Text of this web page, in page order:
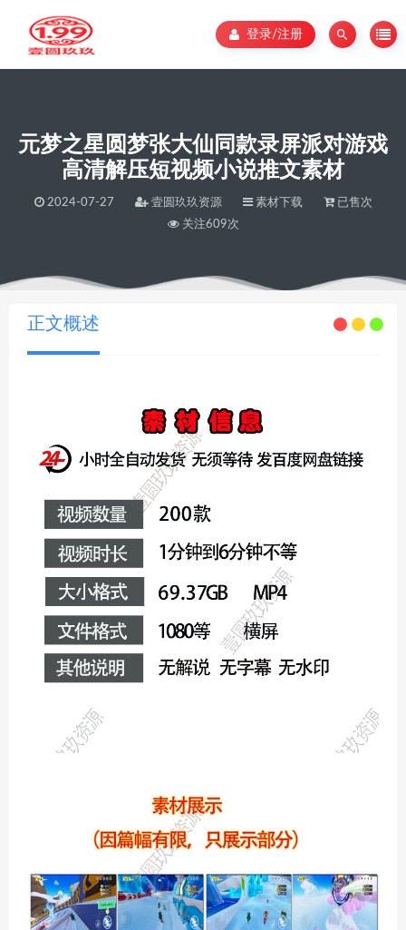
登录/注册
元梦之星圆梦张大仙同款录屏派对游戏
高清解压短视频小说推文素材
2024-07-27 壹圆玖玖资源 素材下载
已售次
关注609次
当前位置：壹圆玖玖资源 >元梦之星圆梦张大仙同款录屏派对游戏高清解压短视频小说推文素材
正文概述